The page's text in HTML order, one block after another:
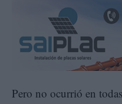
Pero no ocurrió en